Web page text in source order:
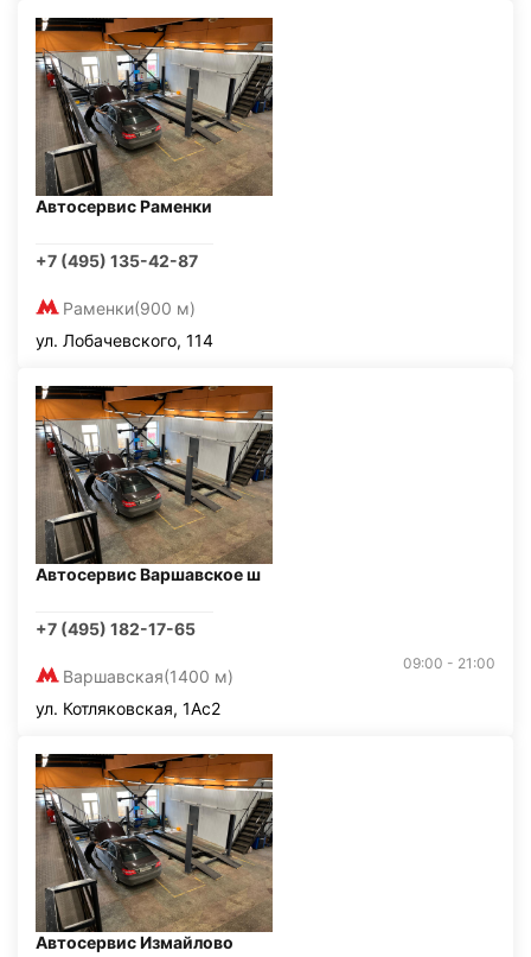
Автосервис Раменки
+7 (495) 135-42-87
Раменки(900 м)
ул. Лобачевского, 114
Автосервис Варшавское ш
+7 (495) 182-17-65
Варшавская(1400 м)
09:00 - 21:00
ул. Котляковская, 1Ас2
Автосервис Измайлово